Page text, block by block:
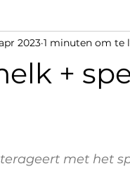
Bevalling
+
apr 2023 1 minuten om te
met het